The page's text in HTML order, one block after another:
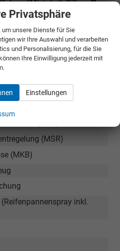
''Mintaka'', Silber
(ASR)
inklusive Auto-Hold-
(ESC)
(MSR)
(MKB)
inkl.
Privatsphäre
unsere Dienste für Sie
wir Ihre Auswahl und verarbeiten
und Personalisierung, für die Sie
Ihre Einwilligung jederzeit mit
Einstellungen